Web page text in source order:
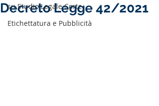
su Studio Legale Corte
Etichettatura e Pubblicità
Decreto Legge 42/2021